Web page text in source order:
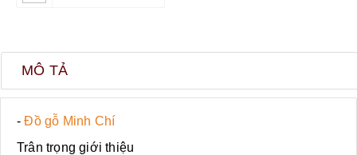
MÔ TẢ
-Đồ gỗ Minh Chí
Trân trọng giới thiệu